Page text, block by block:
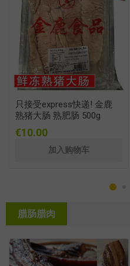
只接受express快递! 金鹿
熟猪大肠 熟肥肠 500g
€10.00
腊肠腊肉